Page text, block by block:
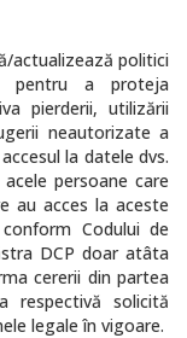
actualizează politici
pentru a proteja
pierderii, utilizării
neautorizate a
la datele dvs.
persoane care
au acces la aceste
Codului de
DCP doar atâta
cererii din partea
respectivă solicită
legale în vigoare.